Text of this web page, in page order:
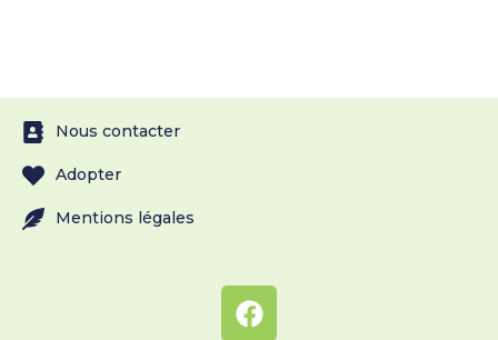
Nous contacter
Adopter
Mentions légales